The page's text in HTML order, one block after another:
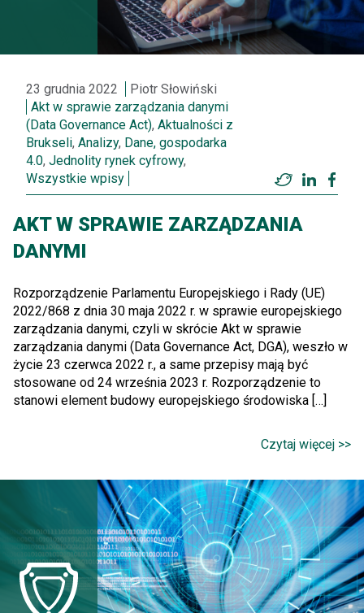
23 grudnia 2022
Piotr Słowiński
Akt w sprawie zarządzania danymi
(Data Governance Act), Aktualności z
Brukseli, Analizy, Dane, gospodarka
4.0, Jednolity rynek cyfrowy,
Wszystkie wpisy
Twitter
AKT W SPRAWIE ZARZĄDZANIA
DANYMI
Rozporządzenie Parlamentu Europejskiego i Rady (UE)
2022/868 z dnia 30 maja 2022 r. w sprawie europejskiego
zarządzania danymi, czyli w skrócie Akt w sprawie
zarządzania danymi (Data Governance Act, DGA), weszło w
życie 23 czerwca 2022 r., a same przepisy mają być
stosowane od 24 września 2023 r. Rozporządzenie to
stanowi element budowy europejskiego środowiska […]
Czytaj więcej >>